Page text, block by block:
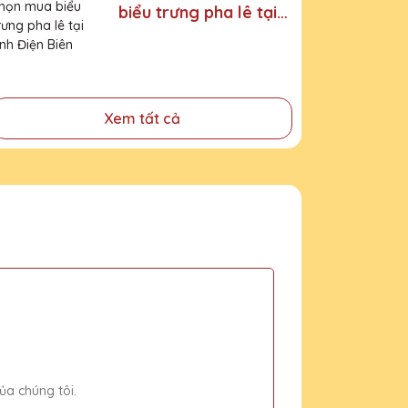
biểu trưng pha lê tại
Xem tất cả
chúng tôi.